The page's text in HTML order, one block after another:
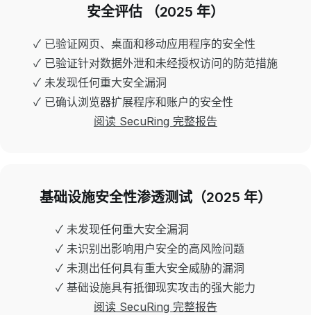
安全评估 （2025 年）
✓ 已验证网页、桌面和移动应用程序的安全性
✓ 已验证针对数据外泄和未经授权访问的防范措施
✓ 未发现任何重大安全漏洞
✓ 已确认浏览器扩展程序和账户的安全性
阅读 SecuRing 完整报告
基础设施安全性渗透测试（2025 年）
✓ 未发现任何重大安全漏洞
✓ 未识别出影响用户安全的高风险问题
✓ 未测出任何具有重大安全威胁的漏洞
✓ 基础设施具有抵御现实攻击的强大能力
阅读 SecuRing 完整报告